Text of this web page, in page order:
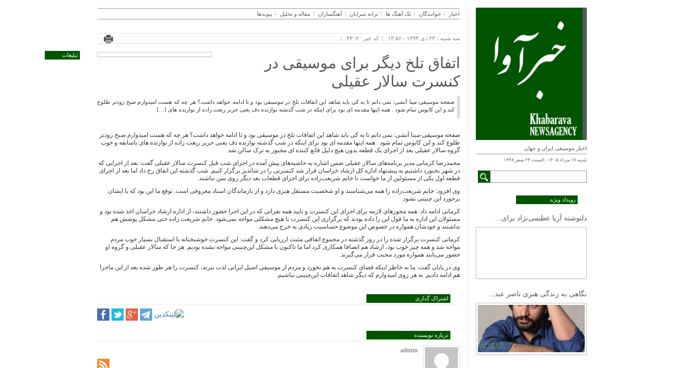
اخبار موسیقی ایران و جهان
شنبه ۱۷ مرداد ۱۴۰۵ - السبت ۲۳ صفر ۱۴۴۸
رویداد ویژه
دلنوشته آریا عظیمی‌نژاد برای...
نگاهی به زندگی هنری ناصر عبد...
اخبار خوانندگان تک آهنگ ها ترانه سرایان آهنگسازان مقاله و تحلیل پیوندها
سه شنبه - ۲۳ دی ۱۳۹۳ - ۱۳:۵۶ کد خبر : ۴۳۰۲
اتفاق تلخ دیگر برای موسیقی در
کنسرت سالار عقیلی
صفحه موسیقی-مینا آتشی: نمی دانم تا به کی باید شاهد این اتفاقات تلخ در موسیقی بود و تا ادامه خواهد داشت؟ هر چه که هست امیدوارم صبح زودتر طلوع
کند و این کابوس تمام شود . همه اینها مقدمه ای بود برای اینکه در شب گذشته نوازنده دف یعنی حریر ریعت زاده از نوازنده های […]
صفحه موسیقی-مینا آتشی: نمی دانم تا به کی باید شاهد این اتفاقات تلخ در موسیقی بود و تا ادامه خواهد داشت؟ هر چه که هست امیدوارم صبح زودتر
طلوع کند و این کابوس تمام شود . همه اینها مقدمه ای بود برای اینکه در شب گذشته نوازنده دف یعنی حریر ریعت زاده از نوازنده های باسابقه و خوب
گروه سالار عقیلی بعد از اجرای یک قطعه بدون هیچ دلیل قانع کننده ای مجبور به ترک سالن شد.
محمدرضا کرمانی مدیر برنامه‌های سالار عقیلی ضمن اشاره به حاشیه‌های پیش آمده در اجرای شب قبل کنسرت سالار عقیلی گفت: بعد از اجرایی که
در شهر بجنورد داشتیم به پیشنهاد اداره کل ارشاد خراسان قرار شد کنسرتی را در شاندیز برگزار کنیم. شب گذشته این اتفاق رخ داد اما بعد از اجرای
قطعه اول یکی از مسئولین از ما خواست تا خانم شریعت‌زاده برای اجرای قطعات بعد دیگر روی سن نباشند.
وی افزود: خانم شریعت‌زاده را همه می‌شناسند و او شخصیت مستقل هنری دارد و از بازماندگان استاد معروفی است. توقع ما این بود که با ایشان
برخورد این چنینی نشود.
کرمانی ادامه داد: همه مجوزهای لازمه برای اجرای این کنسرت و تایید همه نفراتی که در این اجرا حضور داشتند، از اداره ارشاد خراسان اخذ شده بود و
مسئولان این اداره به ما قول این را داده بودند که برگزاری این کنسرت با هیچ مشکلی مواجه نمی‌شود. خانم شریعت زاده حتی مشکل پوشش هم
نداشتند و خودشان همواره در خصوص این موضوع حساسیت زیادی به خرج می‌دهند.
کرمانی کنسرت برگزار شده را در روز گذشته در مجموع اتفاقی مثبت ارزیابی کرد و گفت: این کنسرت خوشبختانه با استقبال بسیار خوب مردم
مواجه شد و همه چیز خوب بود، ارشاد هم انصافا همکاری کرد اما ما تاکنون با مشکل این‌چنینی مواجه نشده بودیم. هر جا که سالار عقیلی و گروه او
حضور می‌یابند همواره مورد محبت قرار می‌گیرند.
وی در پایان گفت: ما به خاطر اینکه فضای کنسرت به هم نخورد و مردم از موسیقی اصیل ایرانی لذت ببرند، کنسرت را هر طور شده بعد از این ماجرا
هم ادامه دادیم. به هر روی امیدوارم که دیگر شاهد اتفاقات این‌چنینی نباشیم.
اشتراک گذاری
درباره نویسنده
admin
تبلیغات